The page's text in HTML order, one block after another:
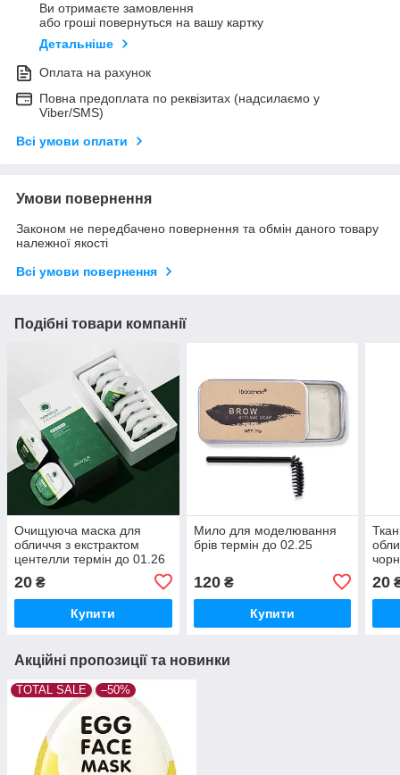
Ви отримаєте замовлення
або гроші повернуться на вашу картку
Детальніше
Оплата на рахунок
Повна предоплата по реквізитах (надсилаємо у
Viber/SMS)
Всі умови оплати
Умови повернення
Законом не передбачено повернення та обмін даного товару
належної якості
Всі умови повернення
Подібні товари компанії
Очищуюча маска для
обличчя з екстрактом
центелли термін до 01.26
20 ₴
Купити
Мило для моделювання
брів термін до 02.25
120₴
Купити
20
Акційні пропозиції та новинки
TOTAL SALE –50%